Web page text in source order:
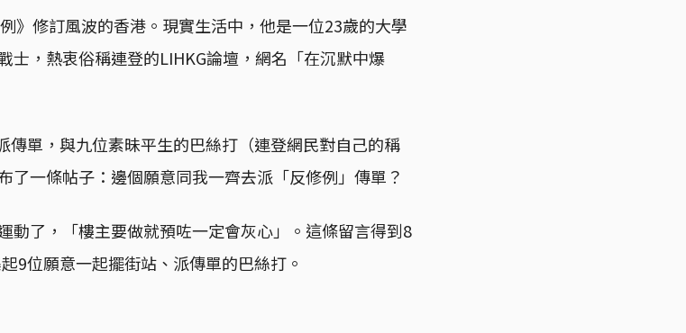
》修訂風波的香港。現實生活中，他是一位23歲的大學
士，熱衷俗稱連登的LIHKG論壇，網名「在沉默中爆
傳單，與九位素昧平生的巴絲打（連登網民對自己的稱
了一條帖子：邊個願意同我一齊去派「反修例」傳單？
動了，「樓主要做就預咗一定會灰心」。這條留言得到8
9位願意一起擺街站、派傳單的巴絲打。